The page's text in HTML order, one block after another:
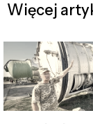
Więcej